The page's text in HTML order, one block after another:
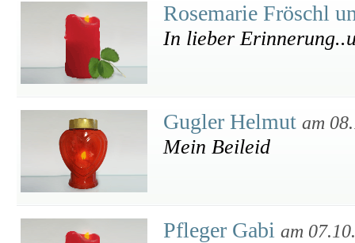
Rosemarie Fröschl
In lieber
Gugler Helmut am
Mein Beileid
Pfleger Gabi am